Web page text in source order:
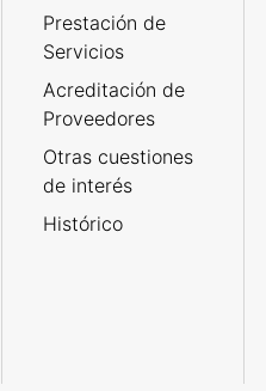
Prestación de
Servicios
Acreditación de
Proveedores
Otras cuestiones
de interés
Histórico